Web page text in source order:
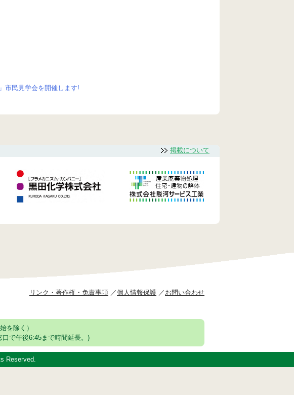
市民見学会を開催します!
掲載について
リンク・著作権・免責事項 個人情報保護 お問い合わせ
を除く）
で午後6:45まで時間延長。)
Reserved.